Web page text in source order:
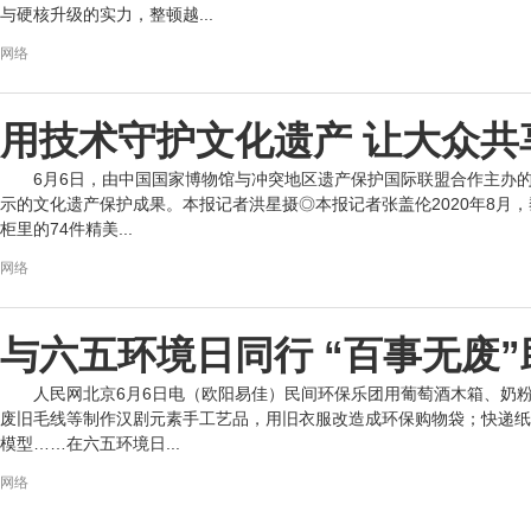
与硬核升级的实力，整顿越...
网络
用技术守护文化遗产 让大众
6月6日，由中国国家博物馆与冲突地区遗产保护国际联盟合作主办
示的文化遗产保护成果。本报记者洪星摄◎本报记者张盖伦2020年8月
柜里的74件精美...
网络
与六五环境日同行 “百事无废
人民网北京6月6日电（欧阳易佳）民间环保乐团用葡萄酒木箱、奶
废旧毛线等制作汉剧元素手工艺品，用旧衣服改造成环保购物袋；快递
模型……在六五环境日...
网络